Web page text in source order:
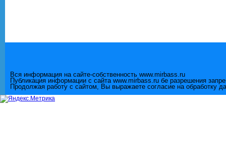
Вся информация на сайте-собственность www.mirbass.ru
Публикация информации с сайта www.mirbass.ru бе разрешения
Продолжая работу с сайтом, Вы выражаете согласие на обработку